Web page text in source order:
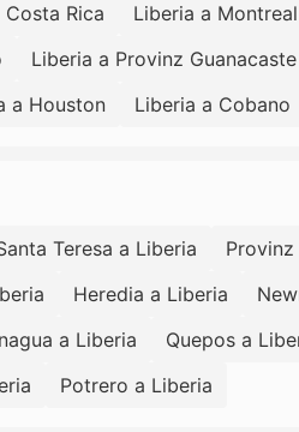
Rica Liberia a
Liberia a Provinz Guanacaste
a Houston Liberia a Cobano
Teresa a Liberia
Heredia a Liberia
a Liberia Quepos a
Potrero a Liberia